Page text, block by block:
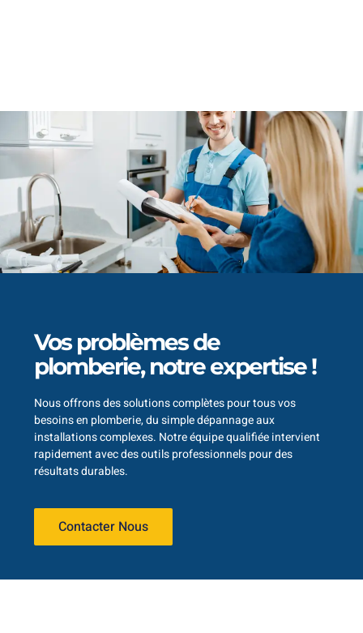
Vos problèmes de
plomberie, notre expertise !
Nous offrons des solutions complètes pour tous vos
besoins en plomberie, du simple dépannage aux
installations complexes. Notre équipe qualifiée intervient
rapidement avec des outils professionnels pour des
résultats durables.
Contacter Nous